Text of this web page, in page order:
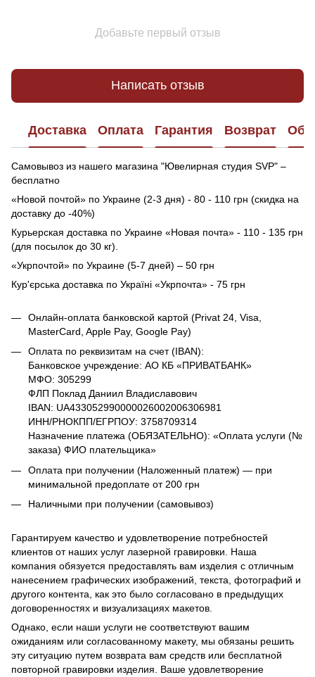
Добавьте первый отзыв
Написать отзыв
Доставка Оплата Гарантия Возврат
Самовывоз из нашего магазина "Ювелирная студия SVP" –
бесплатно
«Новой почтой» по Украине (2-3 дня) - 80 - 110 грн (скидка на
доставку до -40%)
Курьерская доставка по Украине «Новая почта» - 110 - 135 грн
(для посылок до 30 кг).
«Укрпочтой» по Украине (5-7 дней) – 50 грн
Кур'єрська доставка по Україні «Укрпочта» - 75 грн
Онлайн-оплата банковской картой (Privat 24, Visa,
MasterCard, Apple Pay, Google Pay)
Оплата по реквизитам на счет (IBAN):
Банковское учреждение: АО КБ «ПРИВАТБАНК»
МФО: 305299
ФЛП Поклад Даниил Владиславович
IBAN: UA433052990000026002006306981
ИНН/РНОКПП/ЕГРПОУ: 3758709314
Назначение платежа (ОБЯЗАТЕЛЬНО): «Оплата услуги (№
заказа) ФИО плательщика»
Оплата при получении (Наложенный платеж) — при
минимальной предоплате от 200 грн
Наличными при получении (самовывоз)
Гарантируем качество и удовлетворение потребностей
клиентов от наших услуг лазерной гравировки. Наша
компания обязуется предоставлять вам изделия с отличным
нанесением графических изображений, текста, фотографий и
другого контента, как это было согласовано в предыдущих
договоренностях и визуализациях макетов.
Однако, если наши услуги не соответствуют вашим
ожиданиям или согласованному макету, мы обязаны решить
эту ситуацию путем возврата вам средств или бесплатной
повторной гравировки изделия. Ваше удовлетворение